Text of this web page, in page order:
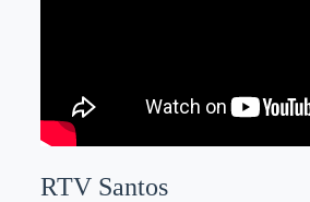
RTV Santos